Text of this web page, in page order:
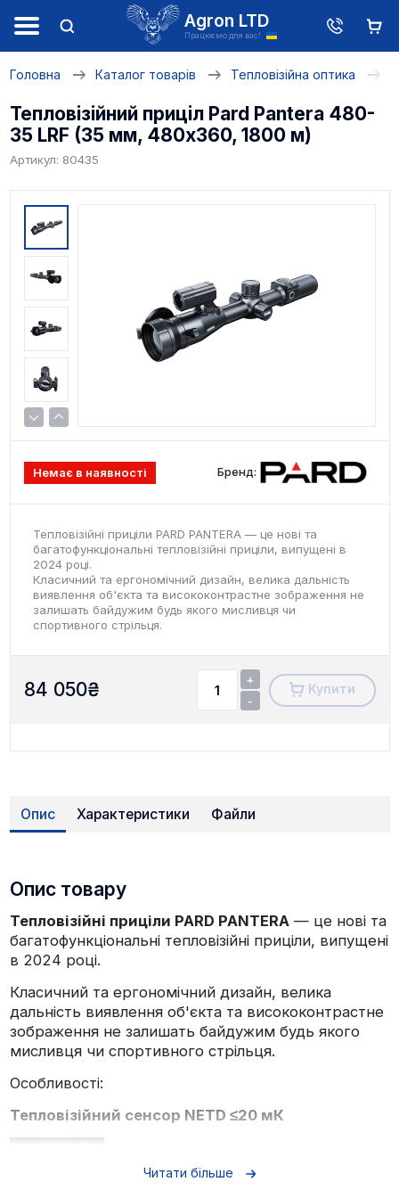
Agron LTD
Працюємо для вас!
Головна Каталог товарів Тепловізійна оптика
Тепловізійний приціл Pard Pantera 480-
35 LRF (35 мм, 480х360, 1800 м)
Артикул: 80435
Немає в наявності Бренд:
Тепловізійні приціли PARD PANTERA — це нові та
багатофункціональні тепловізійні приціли, випущені в
2024 році.
Класичний та ергономічний дизайн, велика дальність
виявлення об'єкта та висококонтрастне зображення не
залишать байдужим будь якого мисливця чи
спортивного стрільця.
84 050₴
+
-
Купити
Опис Характеристики Файли
Опис товару
Тепловізійні приціли PARD PANTERA— це нові та
багатофункціональні тепловізійні приціли, випущені
в 2024 році.
Класичний та ергономічний дизайн, велика
дальність виявлення об'єкта та висококонтрастне
зображення не залишать байдужим будь якого
мисливця чи спортивного стрільця.
Особливості:
Тепловізійний сенсор NETD ≤20 мК
Читати більше